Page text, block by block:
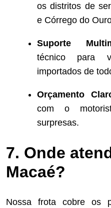
os distritos de
e Córrego do
Suporte
técnico para
importados de
Orçamento
com o
surpresas.
7. Onde
Macaé?
Nossa frota cobre os